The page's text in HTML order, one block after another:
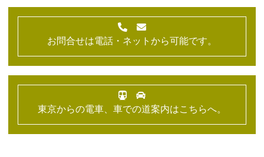
お問合せは電話・ネットから可能です。
東京からの電車、車での道案内はこちらへ。